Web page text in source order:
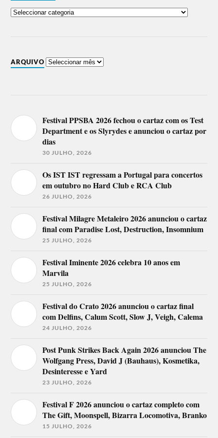
ARQUIVO
Festival PPSBA 2026 fechou o cartaz com os Test
Department e os Slyrydes e anunciou o cartaz por
dias
30 JULHO, 2026
Os IST IST regressam a Portugal para concertos
em outubro no Hard Club e RCA Club
26 JULHO, 2026
Festival Milagre Metaleiro 2026 anunciou o cartaz
final com Paradise Lost, Destruction, Insomnium
25 JULHO, 2026
Festival Iminente 2026 celebra 10 anos em
Marvila
25 JULHO, 2026
Festival do Crato 2026 anunciou o cartaz final
com Delfins, Calum Scott, Slow J, Veigh, Calema
24 JULHO, 2026
Post Punk Strikes Back Again 2026 anunciou The
Wolfgang Press, David J (Bauhaus), Kosmetika,
Desinteresse e Yard
23 JULHO, 2026
Festival F 2026 anunciou o cartaz completo com
The Gift, Moonspell, Bizarra Locomotiva, Branko
15 JULHO, 2026